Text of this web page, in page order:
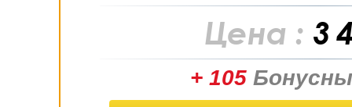
Цена : 3
+ 105